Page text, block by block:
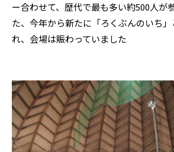
ー合わせて、歴代で最も多い約500人が
た、今年から新たに「ろくぶんのいち
れ、会場は賑わっていました